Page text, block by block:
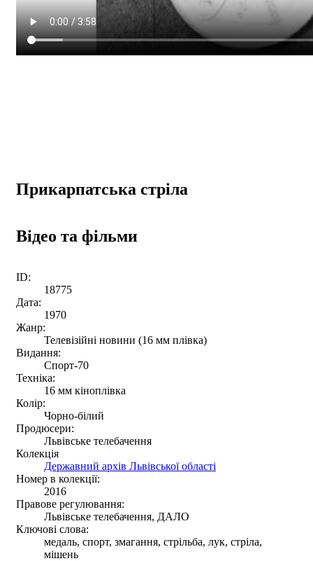
Прикарпатська стріла
Відео та фільми
ID:
18775
Дата:
1970
Жанр:
Телевізійні новини (16 мм плівка)
Видання:
Спорт-70
Техніка:
16 мм кіноплівка
Колір:
Чорно-білий
Продюсери:
Львівське телебачення
Колекція
Державний архів Львівської області
Номер в колекції:
2016
Правове регулювання:
Львівське телебачення, ДАЛО
Ключові слова:
медаль, спорт, змагання, стрільба, лук, стріла,
мішень